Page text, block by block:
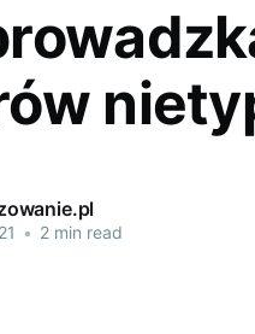
• 2 min read